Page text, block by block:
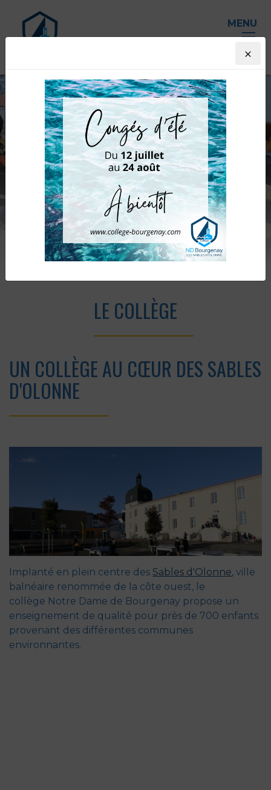
LE COLLÈGE
UN COLLÈGE AU CŒUR DES SABLES
D'OLONNE
Implanté en plein centre des Sables d'Olonne, ville
balnéaire renommée de la côte ouest, le
collège Notre Dame de Bourgenay propose un
enseignement de qualité pour près de 700 enfants
provenant des différentes communes
environnantes.